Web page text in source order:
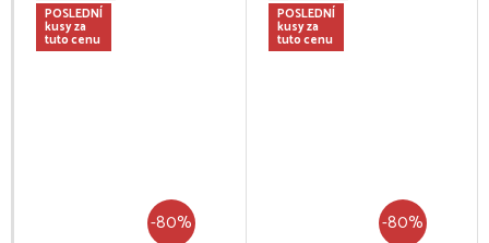
POSLEDNÍ
kusy za
tuto cenu
-80%
POSLEDNÍ
kusy za
tuto cenu
-80%